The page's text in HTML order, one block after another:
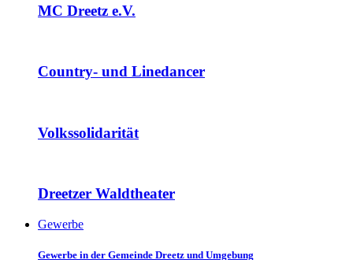
MC Dreetz e.V.
Country- und Linedancer
Volkssolidarität
Dreetzer Waldtheater
Gewerbe
Gewerbe in der Gemeinde Dreetz und Umgebung